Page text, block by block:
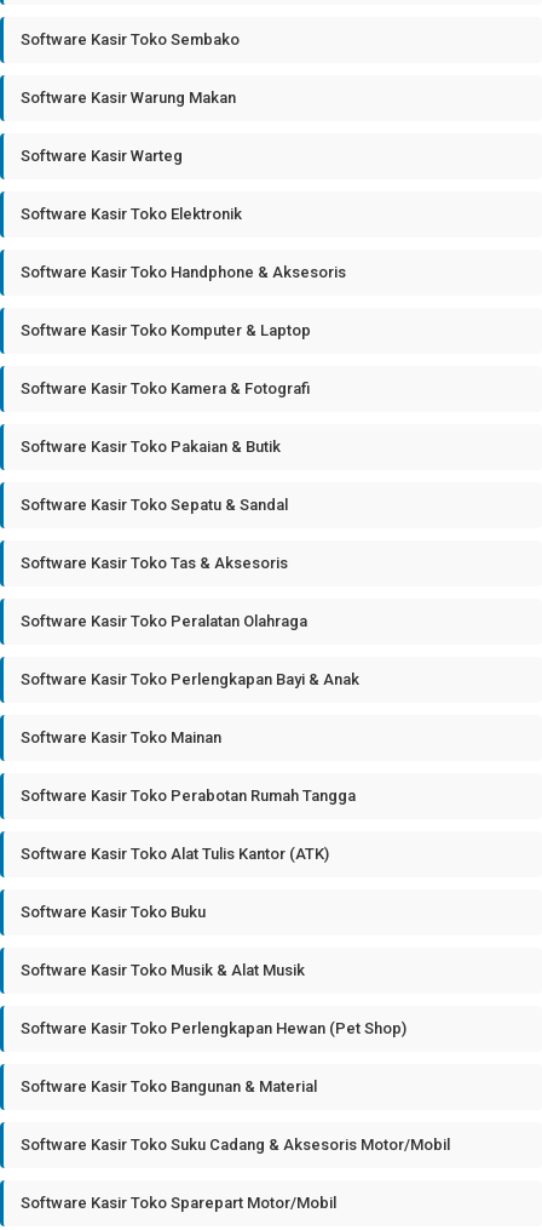
Software Kasir Toko Sembako
Software Kasir Warung Makan
Software Kasir Warteg
Software Kasir Toko Elektronik
Software Kasir Toko Handphone & Aksesoris
Software Kasir Toko Komputer & Laptop
Software Kasir Toko Kamera & Fotografi
Software Kasir Toko Pakaian & Butik
Software Kasir Toko Sepatu & Sandal
Software Kasir Toko Tas & Aksesoris
Software Kasir Toko Peralatan Olahraga
Software Kasir Toko Perlengkapan Bayi & Anak
Software Kasir Toko Mainan
Software Kasir Toko Perabotan Rumah Tangga
Software Kasir Toko Alat Tulis Kantor (ATK)
Software Kasir Toko Buku
Software Kasir Toko Musik & Alat Musik
Software Kasir Toko Perlengkapan Hewan (Pet Shop)
Software Kasir Toko Bangunan & Material
Software Kasir Toko Suku Cadang & Aksesoris Motor/Mobil
Software Kasir Toko Sparepart Motor/Mobil